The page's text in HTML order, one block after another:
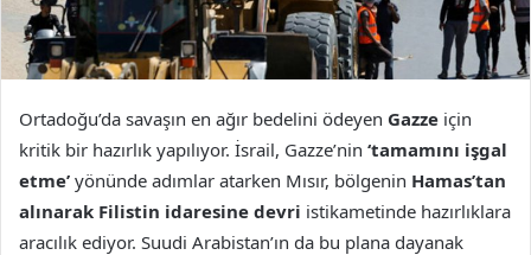
Ortadoğu’da savaşın en ağır bedelini ödeyen Gazze için
kritik bir hazırlık yapılıyor. İsrail, Gazze’nin ‘tamamını işgal
etme’ yönünde adımlar atarken Mısır, bölgenin Hamas’tan
alınarak Filistin idaresine devri istikametinde hazırlıklara
aracılık ediyor. Suudi Arabistan’ın da bu plana dayanak